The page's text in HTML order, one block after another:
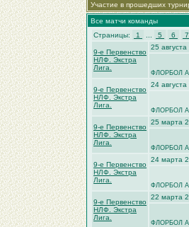
Участие в прошедших
Все матчи команды
Страницы:
1 5 6 7
9-е Первенство
НЛФ. Экстра
Лига.
25
ФЛОРБОЛ
9-е Первенство
НЛФ. Экстра
Лига.
24
ФЛОРБОЛ
9-е Первенство
НЛФ. Экстра
Лига.
25 марта
ФЛОРБОЛ
9-е Первенство
НЛФ. Экстра
Лига.
24 марта
ФЛОРБОЛ
9-е Первенство
НЛФ. Экстра
Лига.
22 марта
ФЛОРБОЛ